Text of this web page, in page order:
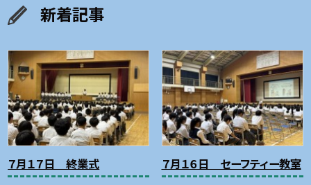
新着記事
７月１７日 終業式 ７月１６日 セーフティー教室